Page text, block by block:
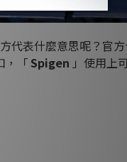
方代表什麼意思呢？官
，「 Spigen 」使用上